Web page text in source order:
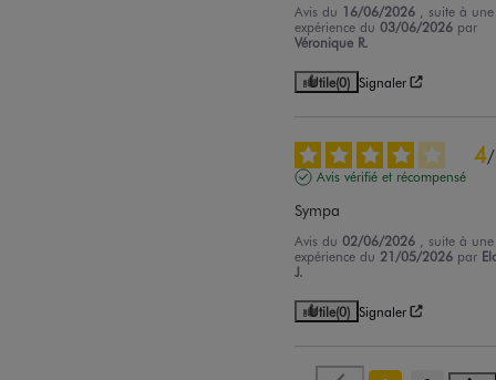
Avis du 16/06/2026
, suite à une
expérience du03/06/2026 par
Véronique R.
Utile(0) Signaler
4/
Avis vérifié et récompensé
Sympa
Avis du02/06/2026
, suite à une
expérience du 21/05/2026 par
J.
Utile(0) Signaler